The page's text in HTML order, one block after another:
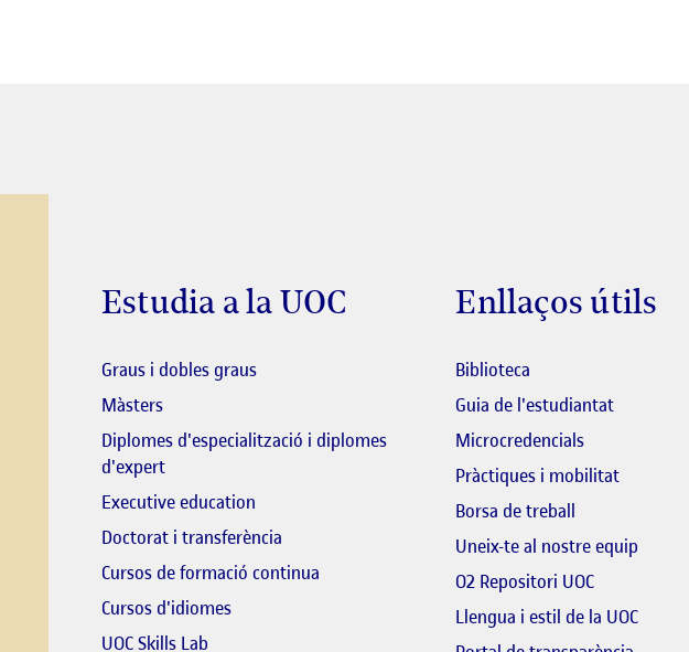
Estudia a la UOC
Graus i dobles graus
Màsters
Diplomes d'especialització i diplomes
d'expert
Executive education
Doctorat i transferència
Cursos de formació continua
Cursos d'idiomes
UOC Skills Lab
Enllaços útils
Biblioteca
Guia de l'estudiantatEl link
Microcredencials
Pràctiques i mobilitat
Borsa de treball
Uneix-te al nostre equip El
O2 Repositori UOCEl link
Llengua i estil de la UOC